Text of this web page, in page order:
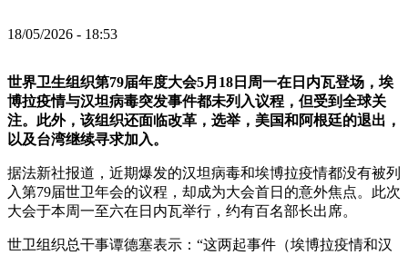
18/05/2026 - 18:53
世界卫生组织第79届年度大会5月18日周一在日内瓦登场，埃
博拉疫情与汉坦病毒突发事件都未列入议程，但受到全球关
注。此外，该组织还面临改革，选举，美国和阿根廷的退出，
以及台湾继续寻求加入。
据法新社报道，近期爆发的汉坦病毒和埃博拉疫情都没有被列
入第79届世卫年会的议程，却成为大会首日的意外焦点。此次
大会于本周一至六在日内瓦举行，约有百名部长出席。
世卫组织总干事谭德塞表示：“这两起事件（埃博拉疫情和汉